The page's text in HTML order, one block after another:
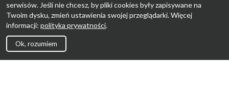
serwisów. Jeśli nie chcesz, by pliki cookies były zapisywane na
Twoim dysku, zmień ustawienia swojej przeglądarki. Więcej
informacji: polityka prywatności.
Ok, rozumiem